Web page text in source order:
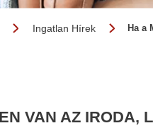
Ingatlan Hírek Ha a
VAN AZ IRODA,